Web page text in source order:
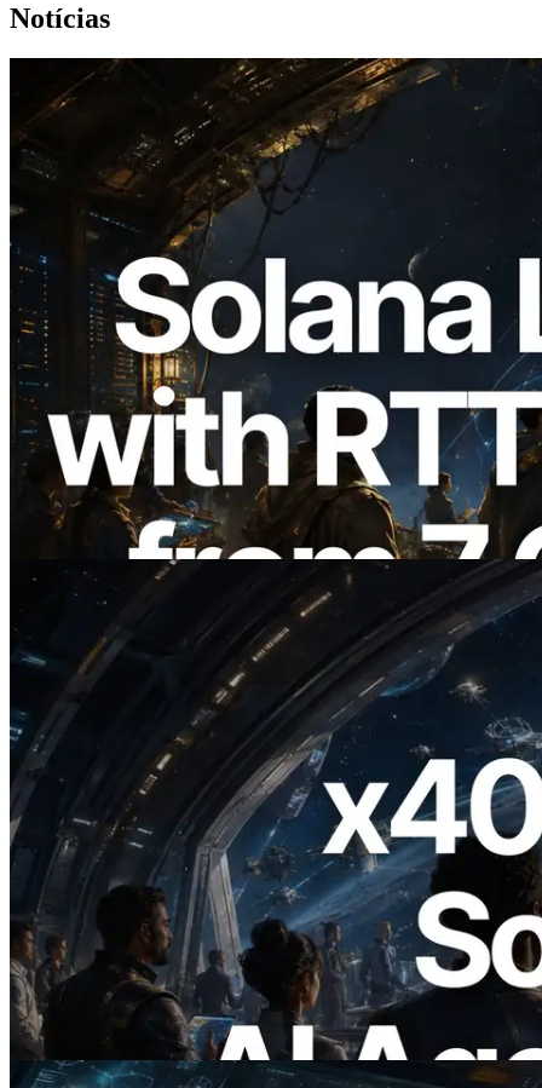
Notícias
2026.08.05
ERPC expande a Solana Leader Slot API
com medição de ping a partir de 7 regiões
globais — Validators Information API
também lançada
2026.07.04
ERPC lança Solana RPC com suporte a
x402 — A era em que agentes de IA
pagam sob demanda pelas APIs de que
precisam
Ler este artigo